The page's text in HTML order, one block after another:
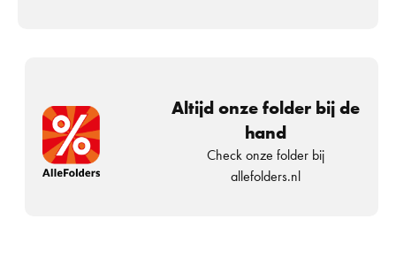
Altijd onze folder bij de
hand
Check onze folder bij
allefolders.nl